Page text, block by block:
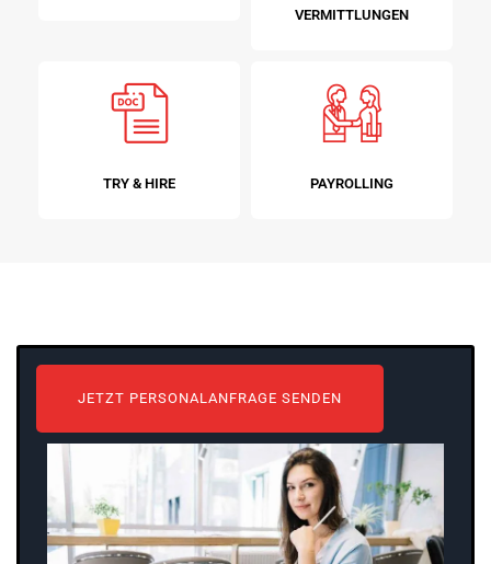
VERMITTLUNGEN
TRY & HIRE PAYROLLING
JETZT PERSONALANFRAGE SENDEN